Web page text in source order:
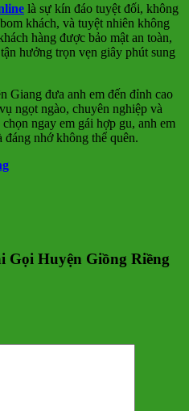
là sự kín đáo tuyệt đối, không
khách, và tuyệt nhiên không
hàng được bảo mật an toàn,
hưởng trọn vẹn giây phút sung
Giang đưa anh em đến đỉnh cao
ngọt ngào, chuyên nghiệp và
ngay em gái hợp gu, anh em
đáng nhớ không thể quên.
Gọi Huyện Giồng Riềng